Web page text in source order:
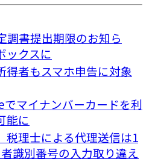
調書提出期限のお知ら
ックスに
得者もスマホ申告に対象
マイナンバーカードを利
能に
理士による代理送信は1
識別番号の入力取り違え